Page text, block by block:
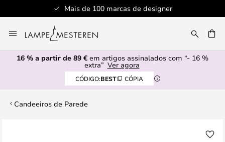
Mais de 100 marcas de designer
para
o
Conteúdo
16 % a partir de 89 € em artigos assinalados com “- 16 %
extra” Ver agora
CÓDIGO:BEST CÓPIA
Candeeiros de Parede